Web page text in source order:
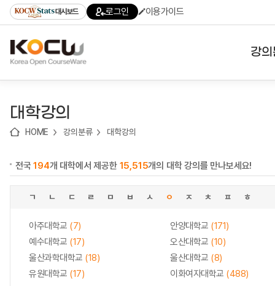
기
기
기
content)
가
대시보드 로그인 이용가이드
강
대학강의
HOME 강의분류 대학강의
전국194개 대학에서 제공한 15,515개의 대학 강의를 만나보세요!
ㄱ ㄴ ㄷ ㄹ ㅁ ㅂ ㅅ ㅇ ㅈ ㅊ ㅍ ㅎ
아주대학교 (7) 안양대학교 (171)
예수대학교 (17) 오산대학교 (10)
울산과학대학교 (18) 울산대학교 (8)
유원대학교 (17) 이화여자대학교 (488)